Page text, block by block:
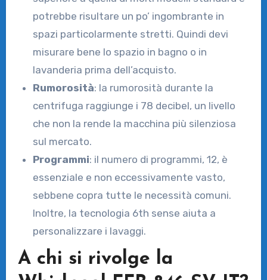
potrebbe risultare un po’ ingombrante in
spazi particolarmente stretti. Quindi devi
misurare bene lo spazio in bagno o in
lavanderia prima dell’acquisto.
Rumorosità: la rumorosità durante la
centrifuga raggiunge i 78 decibel, un livello
che non la rende la macchina più silenziosa
sul mercato.
Programmi: il numero di programmi, 12, è
essenziale e non eccessivamente vasto,
sebbene copra tutte le necessità comuni.
Inoltre, la tecnologia 6th sense aiuta a
personalizzare i lavaggi.
A chi si rivolge la